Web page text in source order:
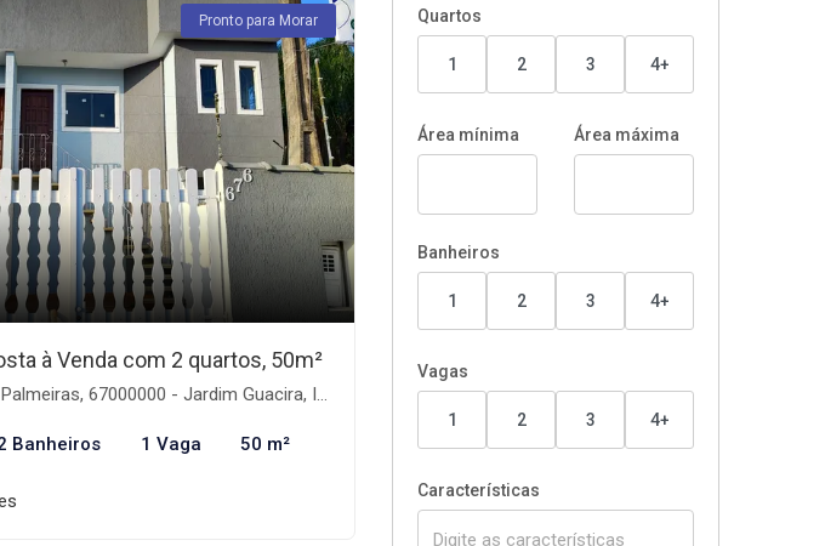
Pronto para Morar
à Venda com 2 quartos, 50m²
67000000 - Jardim Guacira, Itanhaém-SP
Banheiros 1 Vaga 50 m²
Quartos
1 2 3 4+
Área mínima Área máxima
Banheiros
1 2 3 4+
Vagas
1 2 3 4+
Características